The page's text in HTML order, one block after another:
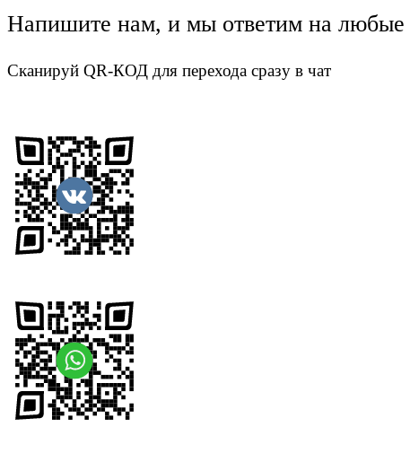
Напишите нам, и мы ответим на любые
Сканируй QR-КОД для перехода сразу в чат